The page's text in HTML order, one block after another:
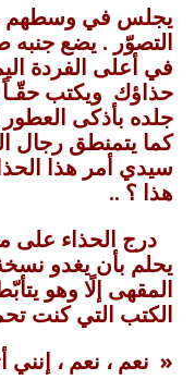
يجلس في وسطهم ،
التصوّر . يضع جنبه
في أعلى الفردة
حذاؤك ويكتب
جلده بأذكى
كما يتمنطق رجال
سيدي أمر هذا
هذا ؟ ..
درج الحذاء على
يحلم بأن يغدو
المقهى إلًا وهو
الكتب التي كنت
« نعم ، نعم ، إنني